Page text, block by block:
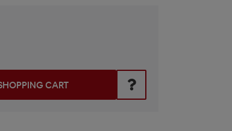
amount or use the buttons to increase or decrease
CART